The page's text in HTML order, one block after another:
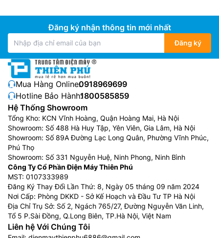
Công nghệ PureBio trên
RT395WE-PMV(06)-MG sử dụng bộ lọc Ceramic có
chứa than hoạt tính và tinh thể bạc, giúp diệt khuẩn tối
ưu và khử mùi hôi hiệu quả từ thực phẩm. Vì thế, sự
hiện diện của công nghệ này giúp kéo dài thời gian
bảo quản thực phẩm và mang lại bầu không khí tươi
mát mỗi khi bạn mở cửa tủ.
Ngăn đông mềm Cooling Zone
Đăng ký nhận thông tin mới nhất
Đăng ký
Mua Hàng Online:0918969699
Hotline Bảo Hành:1800585859
Hệ Thống Showroom
Tổng Kho: KCN Vĩnh Hoàng, Quận Hoàng Mai, Hà Nội
Showroom: Số 488 Hà Huy Tập, Yên Viên, Gia Lâm, Hà Nội
Showroom: Số 89A Đường Lạc Long Quân, Phường Vĩnh Phúc,
Phú Thọ
Showroom: Số 331 Nguyễn Huệ, Ninh Phong, Ninh Bình
Công Ty Cổ Phần Điện Máy Thiên Phú
MST: 0107333989
Đăng Ký Thay Đổi Lần Thứ: 8, Ngày 05 tháng 09 năm 2024
Nơi Cấp: Phòng DKKD - Sở Kế Hoạch và Đầu Tư TP Hà Nội
Địa Chỉ Trụ Sở: Số 2, Ngách 765/27, Đường Nguyễn Văn Linh,
Tổ 5 P.Sài Đồng, Q.Long Biên, TP.Hà Nội, Việt Nam
Liên hệ Với Chúng Tôi